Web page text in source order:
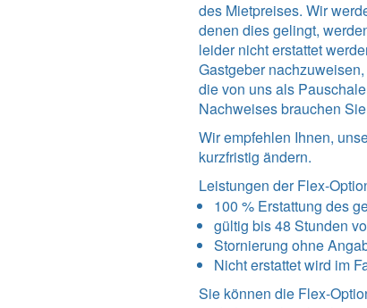
des Mietpreises. Wir
denen dies gelingt,
leider nicht erstattet
Gastgeber
die von uns als
Nachweises brauchen
Wir empfehlen Ihnen,
kurzfristig ändern.
Leistungen der Flex-
100 % Erstattung des
gültig bis 48 Stunden
Stornierung ohne
Nicht erstattet wird im
Sie können die Flex-